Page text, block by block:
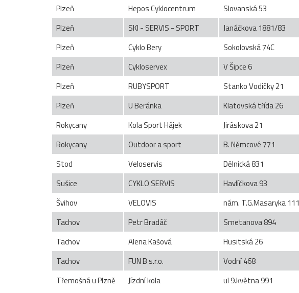
Plzeň
Hepos Cyklocentrum Slovanská 53
Plzeň
SKI - SERVIS - SPORT Janáčkova 1881/83
Plzeň
Cyklo Bery Sokolovská 74C
Plzeň
Cykloservex V Šipce 6
Plzeň
RUBYSPORT Stanko Vodičky 21
Plzeň
U Beránka Klatovská třída 26
Rokycany
Kola Sport Hájek Jiráskova 21
Rokycany
Outdoor a sport B. Němcové 771
Stod
Veloservis Dělnická 831
Sušice
CYKLO SERVIS Havlíčkova 93
Švihov
VELOVIS nám. T.G.Masaryka 111
Tachov
Petr Bradáč Smetanova 894
Tachov
Alena Kašová Husitská 26
Tachov
FUN B s.r.o. Vodní 468
Třemošná u Plzně
Jízdní kola ul 9.května 991